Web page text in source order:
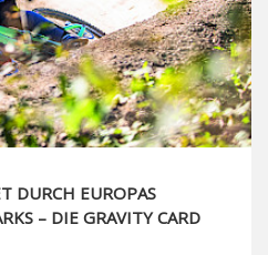
DURCH EUROPAS
– DIE GRAVITY CARD